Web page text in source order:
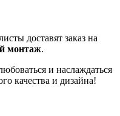
доставят заказ на
монтаж.
и наслаждаться
качества и дизайна!